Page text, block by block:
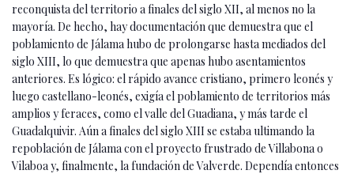
reconquista del territorio a finales del siglo XII, al menos no la
mayoría. De hecho, hay documentación que demuestra que el
poblamiento de Jálama hubo de prolongarse hasta mediados del
siglo XIII, lo que demuestra que apenas hubo asentamientos
anteriores. Es lógico: el rápido avance cristiano, primero leonés y
luego castellano-leonés, exigía el poblamiento de territorios más
amplios y feraces, como el valle del Guadiana, y más tarde el
Guadalquivir. Aún a finales del siglo XIII se estaba ultimando la
repoblación de Jálama con el proyecto frustrado de Villabona o
Vilaboa y, finalmente, la fundación de Valverde. Dependía entonces